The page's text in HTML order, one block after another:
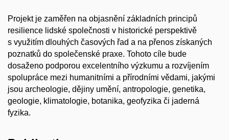
Projekt je zaměřen na objasnění základních principů
resilience lidské společnosti v historické perspektivě
s využitím dlouhých časových řad a na přenos získaných
poznatků do společenské praxe. Tohoto cíle bude
dosaženo podporou excelentního výzkumu a rozvíjením
spolupráce mezi humanitními a přírodními vědami, jakými
jsou archeologie, dějiny umění, antropologie, genetika,
geologie, klimatologie, botanika, geofyzika či jaderná
fyzika.